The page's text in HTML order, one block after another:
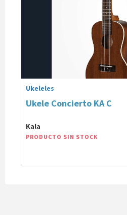
Ukeleles
Ukele Concierto KA C
Kala
PRODUCTO SIN STOCK